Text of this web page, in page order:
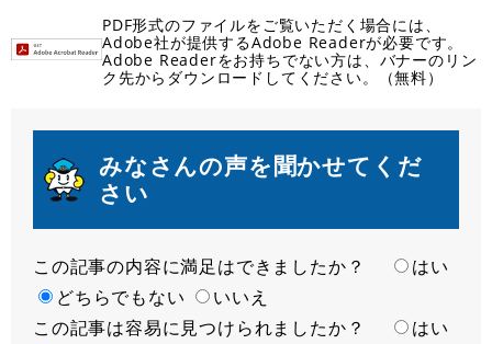
PDF形式のファイルをご覧いただく場合には、
Adobe社が提供するAdobe Readerが必要です。
Adobe Readerをお持ちでない方は、バナーのリン
ク先からダウンロードしてください。（無料）
みなさんの声を聞かせてくだ
さい
満
足
度
この記事の内容に満足はできましたか？
はい
どちらでもない
いいえ
容
この記事は容易に見つけられましたか？
はい